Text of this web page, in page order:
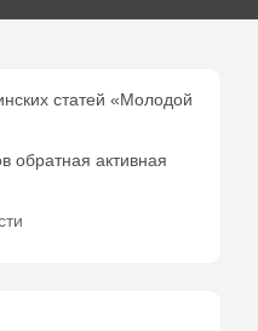
статей «Молодой
обратная активная